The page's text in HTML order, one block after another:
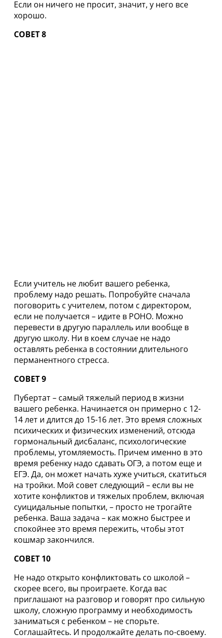
Если он ничего не просит, значит, у него все
хорошо.
СОВЕТ 8
Если учитель не любит вашего ребенка,
проблему надо решать. Попробуйте сначала
поговорить с учителем, потом с директором,
если не получается – идите в РОНО. Можно
перевести в другую параллель или вообще в
другую школу. Ни в коем случае не надо
оставлять ребенка в состоянии длительного
перманентного стресса.
СОВЕТ 9
Пубертат – самый тяжелый период в жизни
вашего ребенка. Начинается он примерно с 12-
14 лет и длится до 15-16 лет. Это время сложных
психических и физических изменений, отсюда
гормональный дисбаланс, психологические
проблемы, утомляемость. Причем именно в это
время ребенку надо сдавать ОГЭ, а потом еще и
ЕГЭ. Да, он может начать хуже учиться, скатиться
на тройки. Мой совет следующий – если вы не
хотите конфликтов и тяжелых проблем, включая
суицидальные попытки, – просто не трогайте
ребенка. Ваша задача – как можно быстрее и
спокойнее это время пережить, чтобы этот
кошмар закончился.
СОВЕТ 10
Не надо открыто конфликтовать со школой –
скорее всего, вы проиграете. Когда вас
приглашают на разговор и говорят про сильную
школу, сложную программу и необходимость
заниматься с ребенком – не спорьте.
Соглашайтесь. И продолжайте делать по-своему.